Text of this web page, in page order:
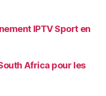
IPTV Sport en
Africa pour les